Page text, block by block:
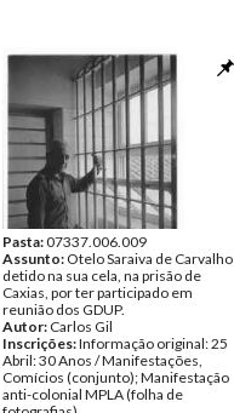
Pasta:07337.006.009
Assunto: Otelo Saraiva de Carvalho
detido na sua cela, na prisão de
Caxias, por ter participado em
reunião dos GDUP.
Autor: Carlos Gil
Inscrições:Informação original: 25
Abril: 30 Anos / Manifestações,
Comícios (conjunto); Manifestação
anti-colonial MPLA (folha de